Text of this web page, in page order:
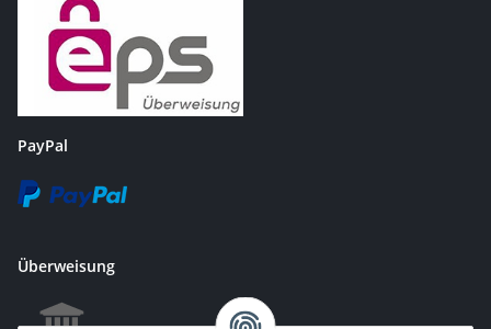
PayPal
Überweisung